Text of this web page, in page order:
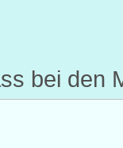
bei den